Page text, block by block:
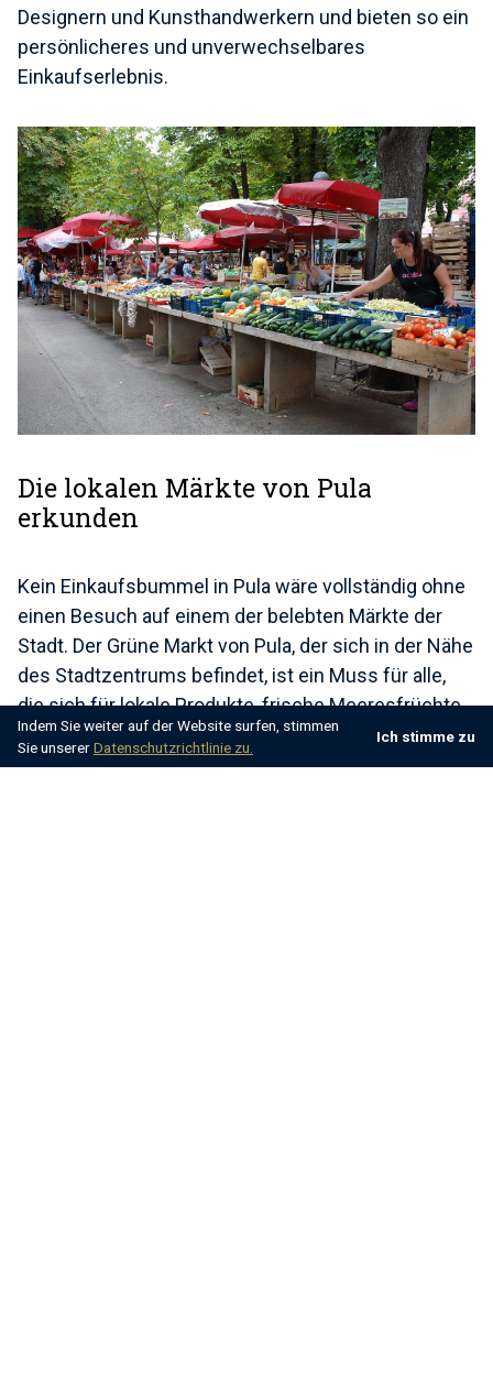
Designern und Kunsthandwerkern und bieten so ein
persönlicheres und unverwechselbares
Einkaufserlebnis.
Die lokalen Märkte von Pula
erkunden
Kein Einkaufsbummel in Pula wäre vollständig ohne
einen Besuch auf einem der belebten Märkte der
Stadt. Der Grüne Markt von Pula, der sich in der Nähe
des Stadtzentrums befindet, ist ein Muss für alle,
die sich für lokale Produkte, frische Meeresfrüchte
undtraditionelle istrische Delikatessen
interessieren. Der Markt ist täglich geöffnet, wobei
Indem Sie weiter auf der Website surfen, stimmen
Sie unsererDatenschutzrichtlinie zu.
Ich stimme zu